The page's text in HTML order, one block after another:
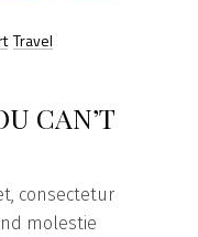
Travel
CAN’T
consectetur
molestie